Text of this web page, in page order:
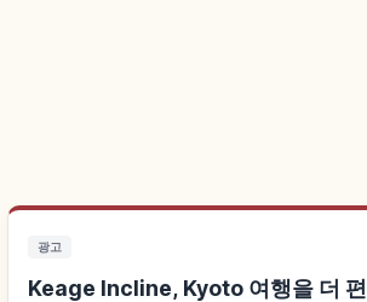
광고
Keage Incline, Kyoto 여행을 더